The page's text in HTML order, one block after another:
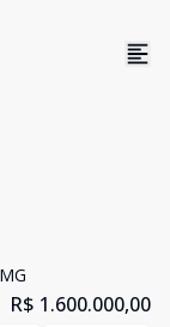
R$ 1.600.000,00